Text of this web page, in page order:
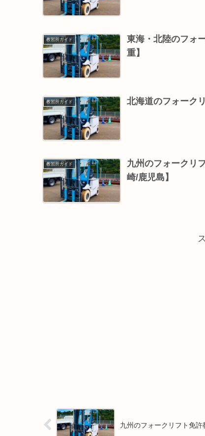
教習所ガイド
東海・北陸のフォ
重】
教習所ガイド 北海道のフォーク
教習所ガイド
九州のフォークリ
崎/鹿児島】
九州のフォークリフト免許